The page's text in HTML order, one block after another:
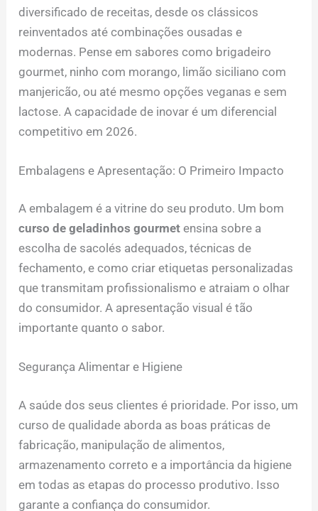
diversificado de receitas, desde os clássicos
reinventados até combinações ousadas e
modernas. Pense em sabores como brigadeiro
gourmet, ninho com morango, limão siciliano com
manjericão, ou até mesmo opções veganas e sem
lactose. A capacidade de inovar é um diferencial
competitivo em 2026.
Embalagens e Apresentação: O Primeiro Impacto
A embalagem é a vitrine do seu produto. Um bom
curso de geladinhos gourmet ensina sobre a
escolha de sacolés adequados, técnicas de
fechamento, e como criar etiquetas personalizadas
que transmitam profissionalismo e atraiam o olhar
do consumidor. A apresentação visual é tão
importante quanto o sabor.
Segurança Alimentar e Higiene
A saúde dos seus clientes é prioridade. Por isso, um
curso de qualidade aborda as boas práticas de
fabricação, manipulação de alimentos,
armazenamento correto e a importância da higiene
em todas as etapas do processo produtivo. Isso
garante a confiança do consumidor.